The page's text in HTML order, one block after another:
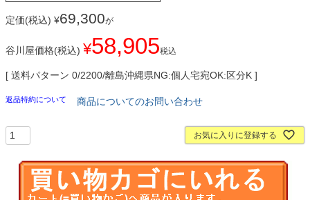
定価(税込) ¥69,300が
谷川屋価格(税込) ¥58,905税込
送料パターン 0/2200/離島沖縄県NG:個人宅宛OK:区分K
返品特約について 商品についてのお問い合わせ
お気に入りに登録する